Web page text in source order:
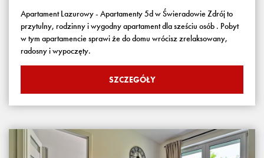
Apartament Lazurowy - Apartamenty 5d w Świeradowie Zdrój to
przytulny, rodzinny i wygodny apartament dla sześciu osób . Pobyt
w tym apartamencie sprawi że do domu wrócisz zrelaksowany,
radosny i wypoczęty.
SZCZEGÓŁY